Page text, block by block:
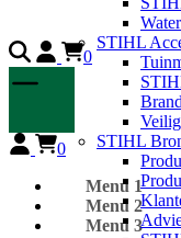
STIHL
STIHL
0
0
Menu 1
Menu 2
Menu 3